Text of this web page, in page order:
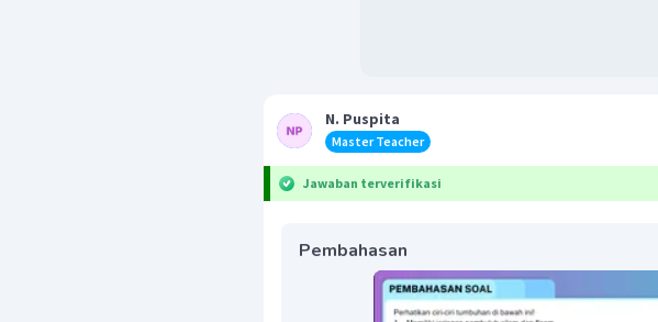
N. Puspita
Master Teacher
Jawaban terverifikasi
Pembahasan